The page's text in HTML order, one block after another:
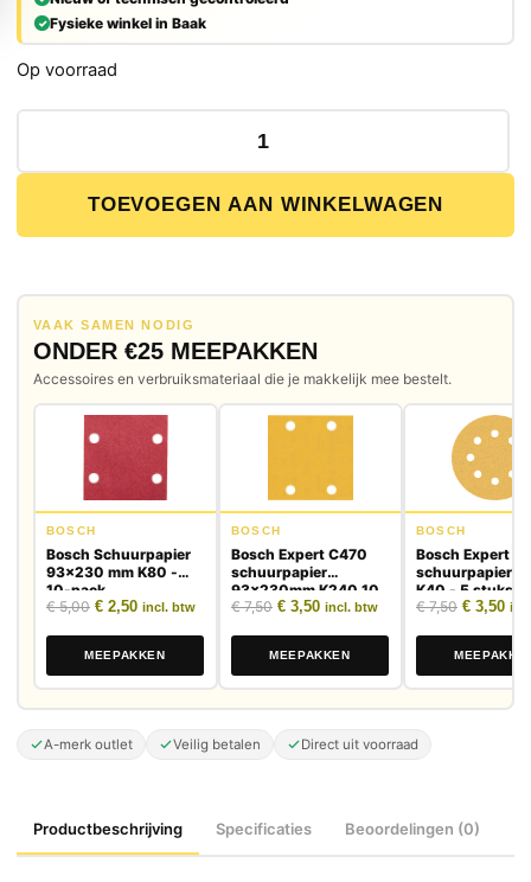
Fysieke winkel in Baak
Op voorraad
TOEVOEGEN AAN WINKELWAGEN
VAAK SAMEN NODIG
ONDER €25 MEEPAKKEN
Accessoires en verbruiksmateriaal die je makkelijk mee bestelt.
BOSCH
Bosch Schuurpapier
93x230 mm K80 -
10-pack
€5,00 Oorspronkelijke prijs was: € 5,00.
€ 2,50Huidige prijs is: € 2,50.
incl. btw
MEEPAKKEN
BOSCH
Bosch Expert C470
schuurpapier
93x230mm K240 10
stuks
€7,50 Oorspronkelijke prijs was: € 7,50.
€ 3,50Huidige prijs is: € 3,50.
incl. btw
MEEPAKKEN
BOSCH
Bosch Expert
schuurpapier
K40 - 5 stuks
€7,50 € 3,50
A-merk outlet Veilig betalen Direct uit voorraad
Productbeschrijving Specificaties Beoordelingen (0)